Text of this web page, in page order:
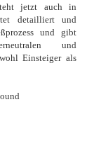
jetzt auch in
detailliert und
und gibt
und
Einsteiger als